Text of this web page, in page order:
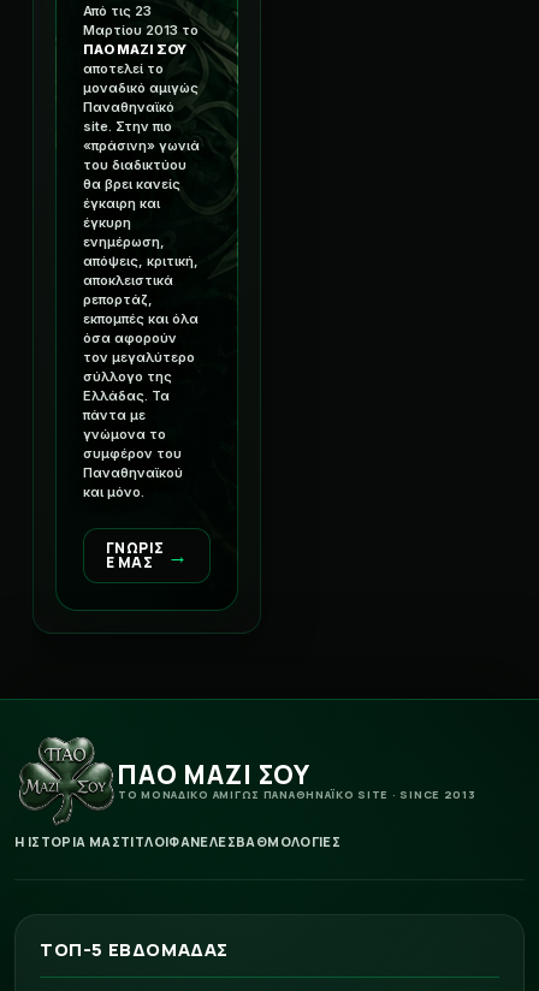
Από τις 23
Μαρτίου 2013 το
ΠΑΟ ΜΑΖΙ ΣΟΥ
αποτελεί το
μοναδικό αμιγώς
Παναθηναϊκό
site. Στην πιο
«πράσινη» γωνιά
του διαδικτύου
θα βρει κανείς
έγκαιρη και
έγκυρη
ενημέρωση,
απόψεις, κριτική,
αποκλειστικά
ρεπορτάζ,
εκπομπές και όλα
όσα αφορούν
τον μεγαλύτερο
σύλλογο της
Ελλάδας. Τα
πάντα με
γνώμονα το
συμφέρον του
Παναθηναϊκού
και μόνο.
ΓΝΩΡΙΣ
Ε ΜΑΣ →
ΠΑΟ ΜΑΖΙ ΣΟΥ
ΤΟ ΜΟΝΑΔΙΚΟ ΑΜΙΓΩΣ ΠΑΝΑΘΗΝΑΪΚΟ SITE · SINCE 2013
Η ΙΣΤΟΡΙΑ ΜΑΣΤΙΤΛΟΙΦΑΝΕΛΕΣΒΑΘΜΟΛΟΓΙΕΣ
ΤΟΠ-5 ΕΒΔΟΜΑΔΑΣ